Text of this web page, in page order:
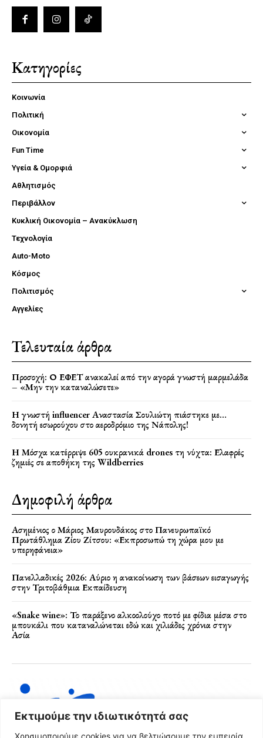
Εκτιμούμε την ιδιωτικότητά σας
Χρησιμοποιούμε cookies για να βελτιώσουμε την εμπειρία
Κατηγορίες
Κοινωνία
Πολιτική
Οικονομία
Fun Time
Υγεία & Ομορφιά
Αθλητισμός
Περιβάλλον
Κυκλική Οικονομία – Ανακύκλωση
Τεχνολογία
Auto-Moto
Κόσμος
Πολιτισμός
Αγγελίες
Τελευταία άρθρα
Προσοχή: Ο ΕΦΕΤ ανακαλεί από την αγορά γνωστή μαρμελάδα
– «Μην την καταναλώσετε»
Η γνωστή influencer Αναστασία Σουλιώτη πιάστηκε με…
δονητή εσωρούχου στο αεροδρόμιο της Νάπολης!
Η Μόσχα κατέρριψε 605 ουκρανικά drones τη νύχτα: Ελαφρές
ζημιές σε αποθήκη της Wildberries
Δημοφιλή άρθρα
Ασημένιος ο Μάριος Μαυρουδάκος στο Πανευρωπαϊκό
Πρωτάθλημα Ζίου Ζίτσου: «Εκπροσωπώ τη χώρα μου με
υπερηφάνεια»
Πανελλαδικές 2026: Αύριο η ανακοίνωση των βάσεων εισαγωγής
στην Τριτοβάθμια Εκπαίδευση
«Snake wine»: Το παράξενο αλκοολούχο ποτό με φίδια μέσα στο
μπουκάλι που καταναλώνεται εδώ και χιλιάδες χρόνια στην
Ασία